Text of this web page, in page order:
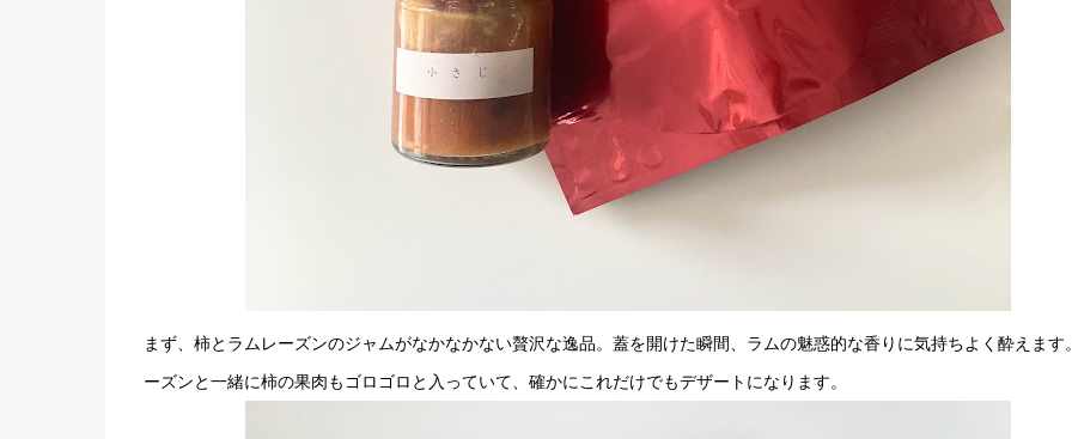
まず、柿とラムレーズンのジャムがなかなかない贅沢な逸品。蓋を開けた瞬間、ラムの魅惑的な香りに気持ちよく酔えます
ーズンと一緒に柿の果肉もゴロゴロと入っていて、確かにこれだけでもデザートになります。